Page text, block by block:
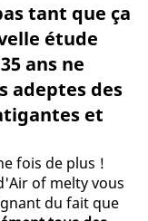
tant que ça
étude
ans ne
adeptes des
et
fois de plus !
of melty vous
du fait que